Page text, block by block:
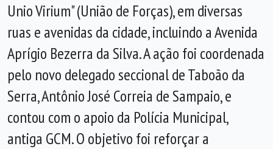
Unio Virium" (União de Forças), em diversas
ruas e avenidas da cidade, incluindo a Avenida
Aprígio Bezerra da Silva. A ação foi coordenada
pelo novo delegado seccional de Taboão da
Serra, Antônio José Correia de Sampaio, e
contou com o apoio da Polícia Municipal,
antiga GCM. O objetivo foi reforçar a